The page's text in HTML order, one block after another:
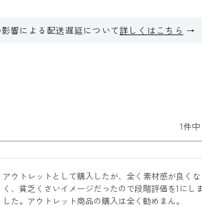
響による配送遅延について詳しくはこちら
1件中
アウトレットとして購入したが、全く素材感が良くな
く、貧乏くさいイメージだったので段階評価を1にしま
した。アウトレット商品の購入は全く勧めまん。